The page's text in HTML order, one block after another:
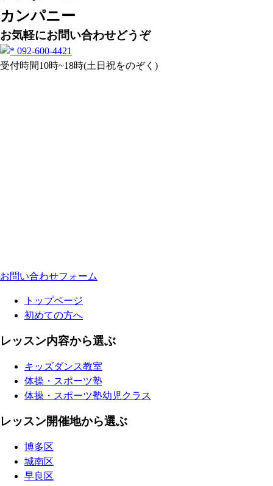
カンパニー
お気軽にお問い合わせどうぞ
092-600-4421
受付時間10時~18時(土日祝をのぞく)
お問い合わせフォーム
トップページ
初めての方へ
レッスン内容から選ぶ
キッズダンス教室
体操・スポーツ塾
体操・スポーツ塾幼児クラス
レッスン開催地から選ぶ
博多区
城南区
早良区